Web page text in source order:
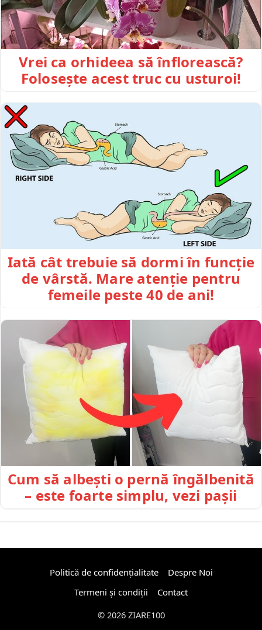
Vrei ca orhideea să înflorească?
Folosește acest truc cu usturoi!
Iată cât trebuie să dormi în funcție
de vârstă. Mare atenție pentru
femeile peste 40 de ani!
Cum să albești o pernă îngălbenită
– este foarte simplu, vezi pașii
Politică de confidențialitate
Despre Noi
Termeni și condiții
Contact
© 2026 ZIARE100